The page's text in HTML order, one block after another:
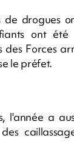
de drogues
ont été
Forces
le préfet.
l'année a